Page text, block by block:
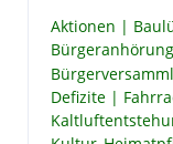
Aktionen
Bürgeranhörung
Defizite